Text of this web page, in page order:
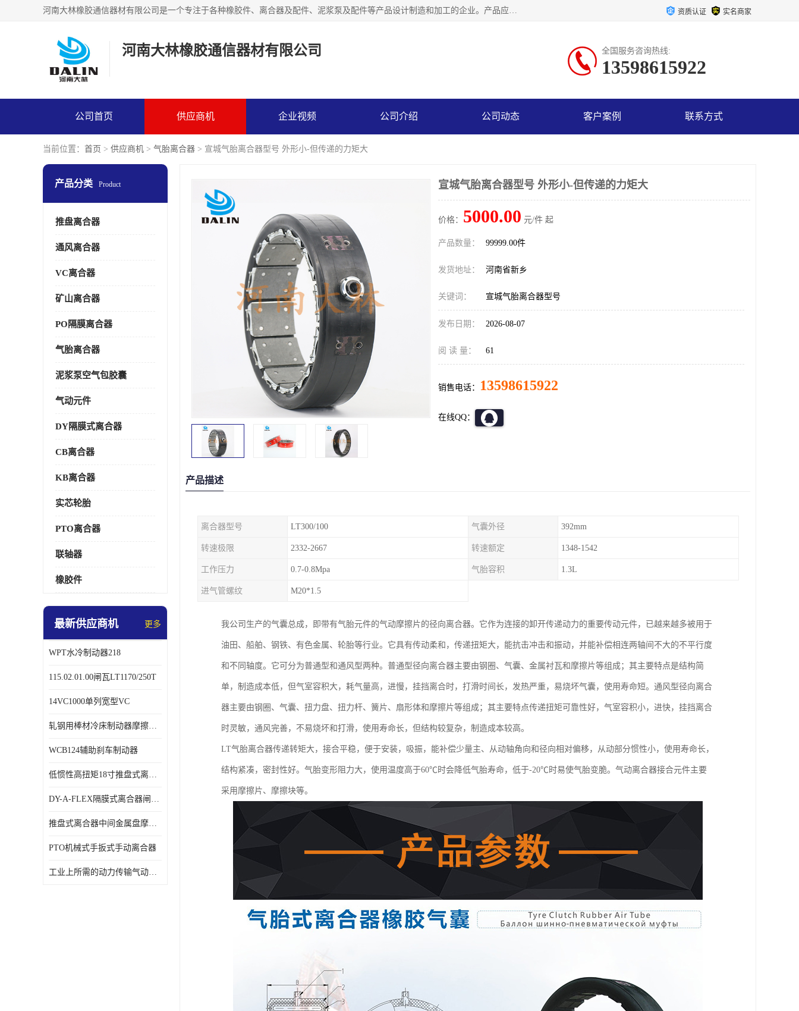
河南大林橡胶通信器材有限公司是一个专注于各种橡胶件、离合器及配件、泥浆泵及配件等产品设计制造和加工的企业。产品应用于矿山、冶金、石油、钢铁、化工、水泥、船舶、造纸、通用机械等各种大功率机械传动或制动装置。 资质认证 实名商家
河南大林橡胶通信器材有限公司 全国服务咨询热线:
13598615922
公司首页 供应商机 企业视频 公司介绍 公司动态 客户案例 联系方式
当前位置： 首页 > 供应商机 > 气胎离合器 > 宣城气胎离合器型号 外形小-但传递的力矩大
产品分类 Product
推盘离合器
通风离合器
VC离合器
矿山离合器
PO隔膜离合器
气胎离合器
泥浆泵空气包胶囊
气动元件
DY隔膜式离合器
CB离合器
KB离合器
实芯轮胎
PTO离合器
联轴器
橡胶件
最新供应商机 更多
WPT水冷制动器218
115.02.01.00闸瓦LT1170/250T
14VC1000单列宽型VC
轧钢用棒材冷床制动器摩擦片218
WCB124辅助刹车制动器
低惯性高扭矩18寸推盘式离合器中心盘齿盘W18-11-101
DY-A-FLEX隔膜式离合器闸瓦总成7015125A
推盘式离合器中间金属盘摩擦盘18寸
PTO机械式手扳式手动离合器
工业上所需的动力传输气动离合器WCB424
宣城气胎离合器型号 外形小-但传递的力矩大
价格： 5000.00 元/件 起
产品数量： 99999.00件
发货地址： 河南省新乡
关键词： 宣城气胎离合器型号
发布日期： 2026-08-07
阅 读 量： 61
销售电话： 13598615922
在线QQ：
产品描述
离合器型号 LT300/100 气囊外径 392mm
转速极限 2332-2667 转速额定 1348-1542
工作压力 0.7-0.8Mpa 气胎容积 1.3L
进气管螺纹 M20*1.5
我公司生产的气囊总成，即带有气胎元件的气动摩擦片的径向离合器。它作为连接的卸开传递动力的重要传动元件，已越来越多被用于
油田、船舶、钢铁、有色金属、轮胎等行业。它具有传动柔和，传递扭矩大，能抗击冲击和振动，并能补偿相连两轴间不大的不平行度
和不同轴度。它可分为普通型和通风型两种。普通型径向离合器主要由钢圈、气囊、金属衬瓦和摩擦片等组成；其主要特点是结构简
单，制造成本低，但气室容积大，耗气量高，进慢，挂挡离合时，打滑时间长，发热严重，易烧坏气囊，使用寿命短。通风型径向离合
器主要由钢圈、气囊、扭力盘、扭力杆、簧片、扇形体和摩擦片等组成；其主要特点传递扭矩可靠性好，气室容积小，进快，挂挡离合
时灵敏，通风完善，不易烧坏和打滑，使用寿命长，但结构较复杂，制造成本较高。
LT气胎离合器传递转矩大，接合平稳，便于安装，吸振，能补偿少量主、从动轴角向和径向相对偏移，从动部分惯性小，使用寿命长，
结构紧凑，密封性好。气胎变形阻力大，使用温度高于60℃时会降低气胎寿命，低于-20℃时易使气胎变脆。气动离合器接合元件主要
采用摩擦片、摩擦块等。